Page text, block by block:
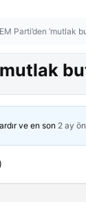
Parti’den ‘mutlak
ve en son 2 ay